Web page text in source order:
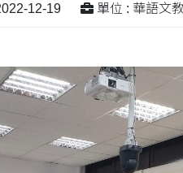
12-19 單位 : 華語文